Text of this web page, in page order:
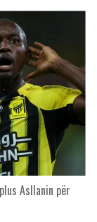
Asllanin për